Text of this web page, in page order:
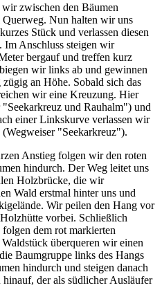
zwischen den Bäumen
Nun halten wir uns
Stück und verlassen diesen
Im Anschluss steigen wir
bergauf und treffen kurz
wir links ab und gewinnen
an Höhe. Sobald sich das
wir eine Kreuzung. Hier
und Rauhalm") und
einer Linkskurve verlassen wir
"Seekarkreuz").
Anstieg folgen wir den roten
hindurch. Der Weg leitet uns
Holzbrücke, die wir
Wald erstmal hinter uns und
Wir peilen den Hang vor
vorbei. Schließlich
dem rot markierten
überqueren wir einen
Baumgruppe links des Hangs
hindurch und steigen danach
der als südlicher Ausläufer